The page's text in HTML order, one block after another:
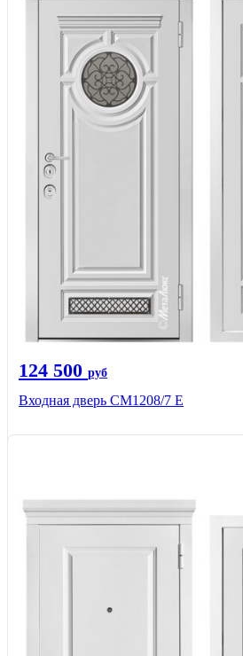
124 500 руб
Входная дверь СМ1208/7 E